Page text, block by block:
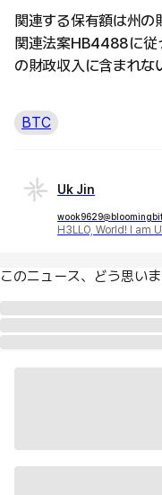
関連する保有額は州の
関連法案HB4488に従
の財政収入に含まれな
BTC
Uk Jin
H3LLO, World! I am
このニュース、どう思い